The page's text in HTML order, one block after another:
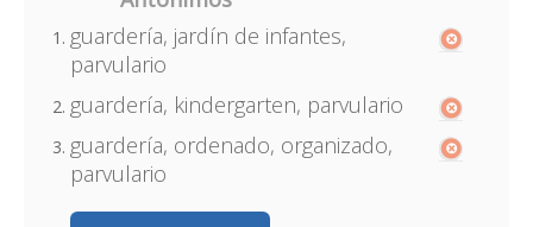
guardería, jardín de infantes,
parvulario
guardería, kindergarten, parvulario
guardería, ordenado, organizado,
parvulario